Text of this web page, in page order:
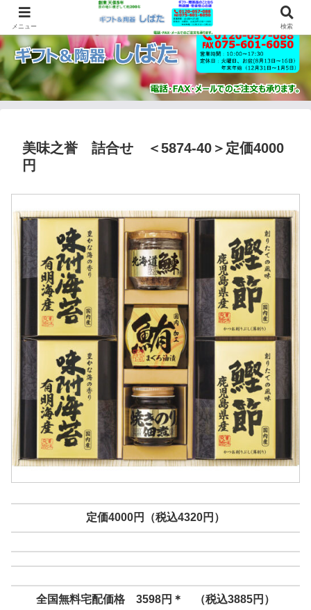
美味之誉 詰合せ ＜5874-40＞定価4000
円
定価4000円（税込4320円）
全国無料宅配価格 3598円＊ （税込3885円）
メニュー 検索